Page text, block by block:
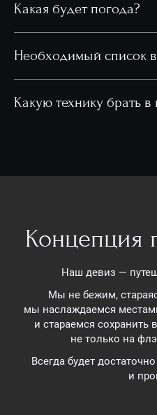
Какая будет погода?
Необходимый список
Какую технику брать в
Концепция
Наш девиз —
Мы не бежим,
мы наслаждаемся
и стараемся сохранить
не только на
Всегда будет
и